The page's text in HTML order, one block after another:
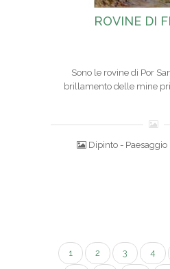
ROVINE DI
Sono le rovine di Por
brillamento delle mine
Dipinto - Paesaggio
1 2 3 4